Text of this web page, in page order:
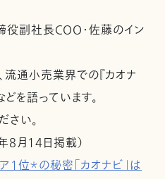
副社長COO・佐藤のイン
流通小売業界での『カオナ
を語っています。
さい。
月14日掲載）
1位＊の秘密「カオナビ」は